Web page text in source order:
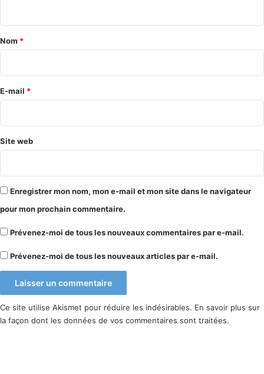
a
i
r
e
Nom *
E-mail *
Site web
Enregistrer mon nom, mon e-mail et mon site dans le navigateur
pour mon prochain commentaire.
Prévenez-moi de tous les nouveaux commentaires par e-mail.
Prévenez-moi de tous les nouveaux articles par e-mail.
Ce site utilise Akismet pour réduire les indésirables. En savoir plus sur
la façon dont les données de vos commentaires sont traitées.